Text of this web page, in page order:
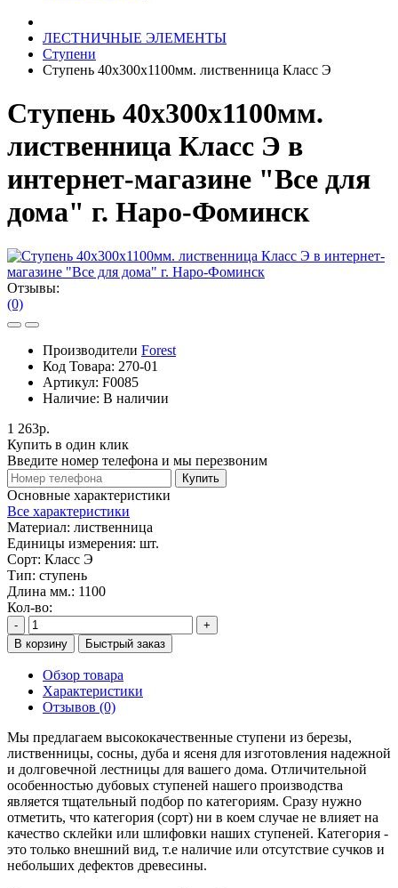
ЛЕСТНИЧНЫЕ ЭЛЕМЕНТЫ
Ступени
Ступень 40х300х1100мм. лиственница Класс Э
Ступень 40х300х1100мм.
лиственница Класс Э в
интернет-магазине "Все для
дома" г. Наро-Фоминск
Отзывы:
(0)
Производители Forest
Код Товара: 270-01
Артикул: F0085
Наличие: В наличии
1 263р.
Купить в один клик
Введите номер телефона и мы перезвоним
Купить
Основные характеристики
Все характеристики
Материал: лиственница
Единицы измерения: шт.
Сорт: Класс Э
Тип: стyпень
Длина мм.: 1100
Кол-во:
-
+
В корзину
Быстрый заказ
Обзор товара
Характеристики
Отзывов (0)
Мы предлагаем высококачественные ступени из березы,
лиственницы, сосны, дуба и ясеня для изготовления надежной
и долговечной лестницы для вашего дома. Отличительной
особенностью дубовых ступеней нашего производства
является тщательный подбор по категориям. Сразу нужно
отметить, что категория (сорт) ни в коем случае не влияет на
качество склейки или шлифовки наших ступеней. Категория -
это только внешний вид, т.е наличие или отсутствие сучков и
небольших дефектов древесины.